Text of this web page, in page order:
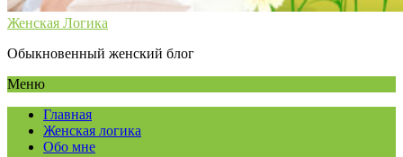
Женская Логика
Обыкновенный женский блог
Меню
Главная
Женская логика
Обо мне